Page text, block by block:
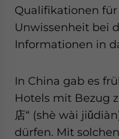
Qualifikationen
Unwissenheit bei
Informationen in
In China gab es
Hotels mit Bezug
店“ (shè wài
dürfen. Mit